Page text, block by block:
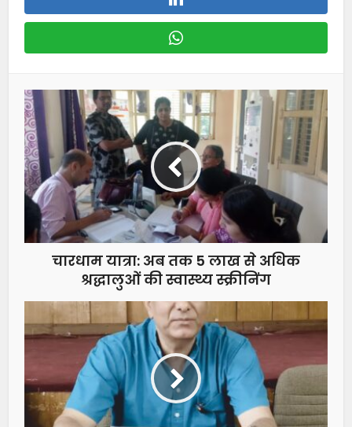
चारधाम यात्रा: अब तक 5 लाख से अधिक
श्रद्धालुओं की स्वास्थ्य स्क्रीनिंग